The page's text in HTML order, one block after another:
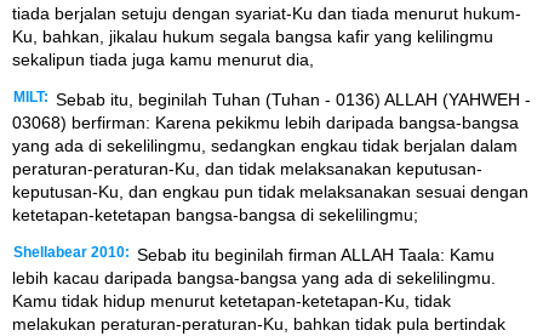
tiada berjalan setuju dengan syariat-Ku dan tiada menurut hukum-
Ku, bahkan, jikalau hukum segala bangsa kafir yang kelilingmu
sekalipun tiada juga kamu menurut dia,
MILT: Sebab itu, beginilah Tuhan (Tuhan - 0136) ALLAH (YAHWEH -
03068) berfirman: Karena pekikmu lebih daripada bangsa-bangsa
yang ada di sekelilingmu, sedangkan engkau tidak berjalan dalam
peraturan-peraturan-Ku, dan tidak melaksanakan keputusan-
keputusan-Ku, dan engkau pun tidak melaksanakan sesuai dengan
ketetapan-ketetapan bangsa-bangsa di sekelilingmu;
Shellabear 2010: Sebab itu beginilah firman ALLAH Taala: Kamu
lebih kacau daripada bangsa-bangsa yang ada di sekelilingmu.
Kamu tidak hidup menurut ketetapan-ketetapan-Ku, tidak
melakukan peraturan-peraturan-Ku, bahkan tidak pula bertindak